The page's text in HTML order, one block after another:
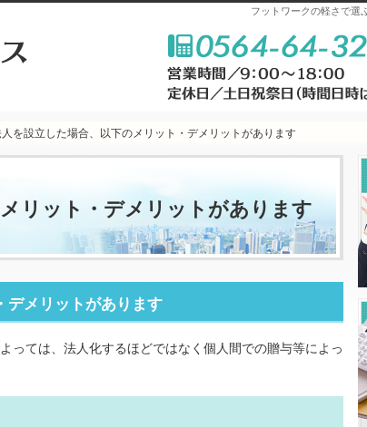
リット・デメリットがあります
フットワークの軽さで選
デメリットがあります
っては、法人化するほどではなく個人間での贈与等によっ
を設立した場合、以下のメリット・デメリットがあります